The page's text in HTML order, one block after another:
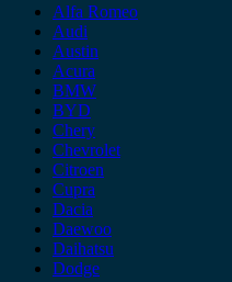
Alfa Romeo
Audi
Austin
Acura
BMW
BYD
Chery
Chevrolet
Citroen
Cupra
Dacia
Daewoo
Daihatsu
Dodge